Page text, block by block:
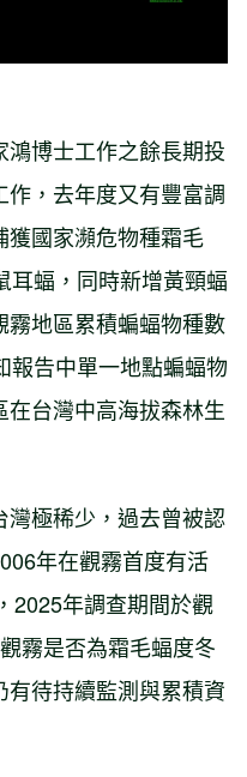
博士工作之餘長期投
，去年度又有豐富調
獲國家瀕危物種霜毛
耳蝠，同時新增黃頸蝠
地區累積蝙蝠物種數
報告中單一地點蝙蝠物
台灣中高海拔森林生
極稀少，過去曾被認
年在觀霧首度有活
2025年調查期間於觀
霧是否為霜毛蝠度冬
待持續監測與累積資